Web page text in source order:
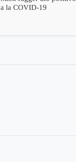
a la COVID-19